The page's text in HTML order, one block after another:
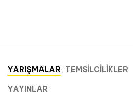
YARIŞMALAR TEMSILCILIKLER
YAYINLAR